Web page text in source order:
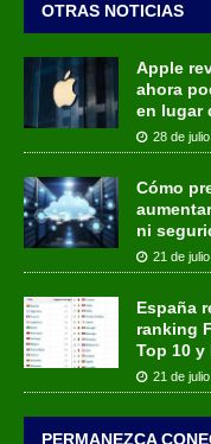
OTRAS NOTICIAS
Apple
ahora
en lugar
28 de
Cómo
ni
21 de
España
ranking
Top 10
21 de
PERMANEZCA